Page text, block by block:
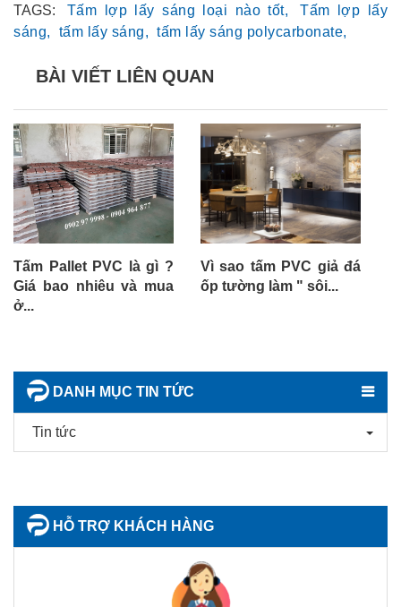
DANH MỤC TIN TỨC
Tin tức
HỖ TRỢ KHÁCH HÀNG
TAGS: Tấm lợp lấy sáng loại nào tốt,
Tấm lợp lấy
sáng,
tấm lấy sáng, tấm lấy sáng polycarbonate,
BÀI VIẾT LIÊN QUAN
Tấm Pallet PVC là gì ?
Giá bao nhiêu và mua
ở...
Vì sao tấm PVC giả đá
ốp tường làm " sôi...